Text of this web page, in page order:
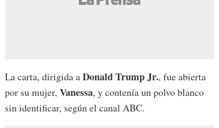
La carta, dirigida aDonald Trump Jr., fue abierta
por su mujer, Vanessa, y contenía un polvo blanco
sin identificar, según el canal ABC.